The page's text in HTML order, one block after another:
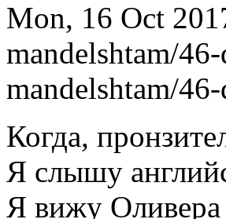
Mon, 16 Oct
mandelshtam/
mandelshtam/
Когда,
Я слышу
Я вижу Оливера